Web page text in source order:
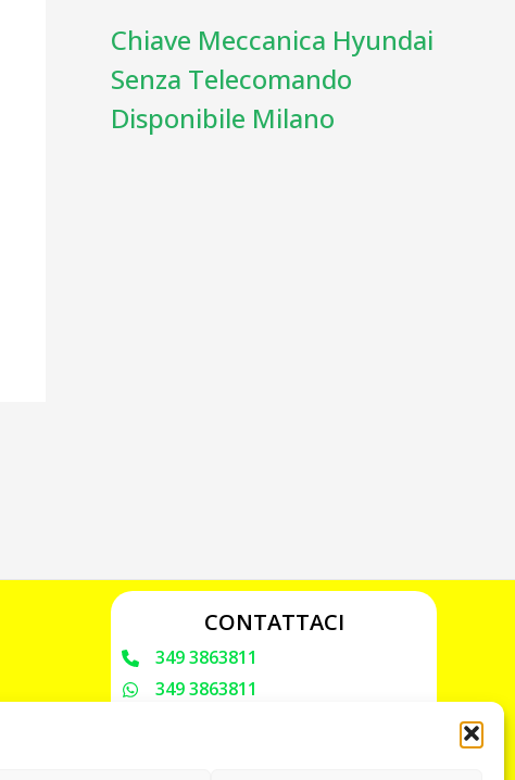
Chiave Meccanica Hyundai
Senza Telecomando
Disponibile Milano
CONTATTACI
349 3863811
349 3863811